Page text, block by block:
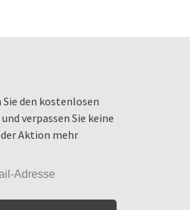
den kostenlosen
verpassen Sie keine
Aktion mehr